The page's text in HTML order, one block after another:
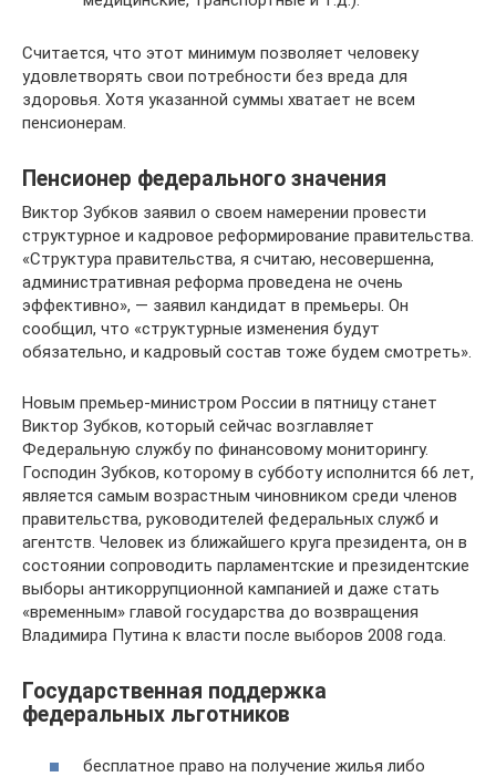
Считается, что этот минимум позволяет человеку
удовлетворять свои потребности без вреда для
здоровья. Хотя указанной суммы хватает не всем
пенсионерам.
Пенсионер федерального значения
Виктор Зубков заявил о своем намерении провести
структурное и кадровое реформирование правительства.
«Структура правительства, я считаю, несовершенна,
административная реформа проведена не очень
эффективно», — заявил кандидат в премьеры. Он
сообщил, что «структурные изменения будут
обязательно, и кадровый состав тоже будем смотреть».
Новым премьер-министром России в пятницу станет
Виктор Зубков, который сейчас возглавляет
Федеральную службу по финансовому мониторингу.
Господин Зубков, которому в субботу исполнится 66 лет,
является самым возрастным чиновником среди членов
правительства, руководителей федеральных служб и
агентств. Человек из ближайшего круга президента, он в
состоянии сопроводить парламентские и президентские
выборы антикоррупционной кампанией и даже стать
«временным» главой государства до возвращения
Владимира Путина к власти после выборов 2008 года.
Государственная поддержка
федеральных льготников
бесплатное право на получение жилья либо